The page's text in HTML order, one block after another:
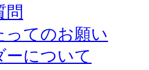
問
ってのお願い
ーについて